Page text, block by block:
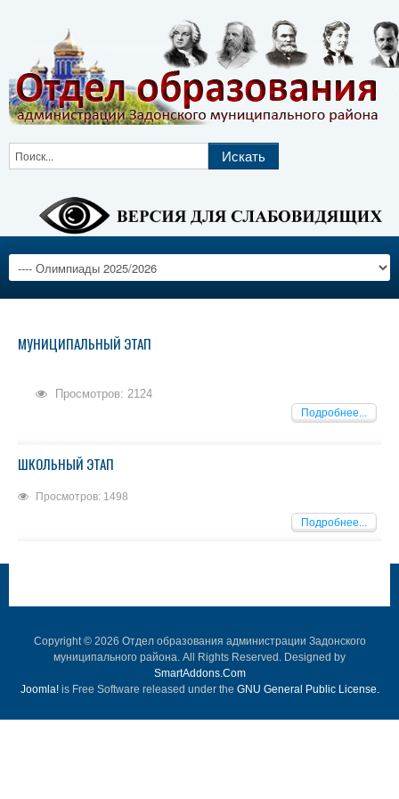
МУНИЦИПАЛЬНЫЙ ЭТАП
Просмотров: 2124
Подробнее...
ШКОЛЬНЫЙ ЭТАП
Просмотров: 1498
Подробнее...
Copyright © 2026 Отдел образования администрации Задонского
муниципального района. All Rights Reserved. Designed by
SmartAddons.Com
Joomla!is Free Software released under the GNU General Public License.